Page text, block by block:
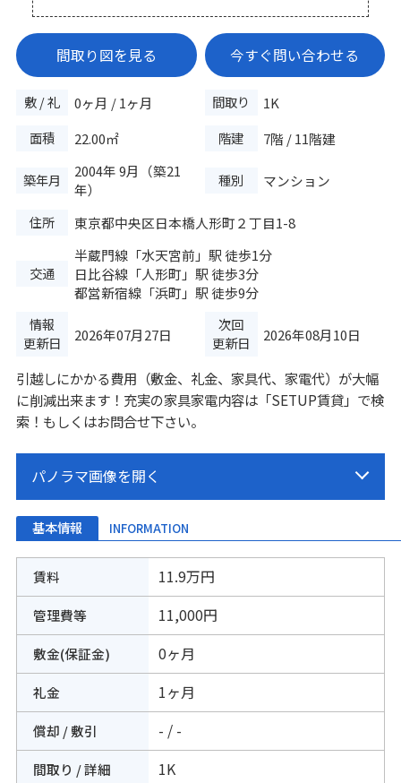
間取り図を見る 今すぐ問い合わせる
敷 / 礼 0ヶ月 / 1ヶ月 間取り
1K
面積
22.00㎡ 階建 7階 / 11階建
築年月
2004年 9月（築21
年）
種別 マンション
住所 東京都中央区日本橋人形町２丁目1-8
交通
半蔵門線「水天宮前 」駅 徒歩1分
日比谷線「人形町 」駅 徒歩3分
都営新宿線「浜町 」駅 徒歩9分
情報
更新日
2026年07月27日
次回
更新日
2026年08月10日
引越しにかかる費用（敷金、礼金、家具代、家電代）が大幅
に削減出来ます！充実の家具家電内容は「SETUP賃貸」で検
索！もしくはお問合せ下さい。
基本情報 INFORMATION
賃料 11.9万円
管理費等 11,000円
敷金(保証金) 0ヶ月
礼金 1ヶ月
償却 / 敷引 - / -
間取り / 詳細 1K